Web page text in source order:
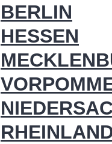
BERLIN
HESSEN